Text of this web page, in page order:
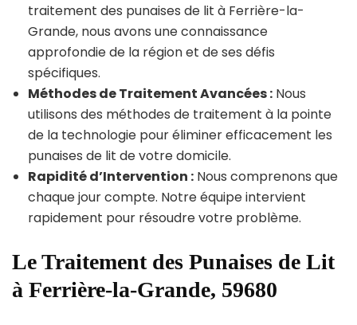
traitement des punaises de lit à Ferrière-la-
Grande, nous avons une connaissance
approfondie de la région et de ses défis
spécifiques.
Méthodes de Traitement Avancées : Nous
utilisons des méthodes de traitement à la pointe
de la technologie pour éliminer efficacement les
punaises de lit de votre domicile.
Rapidité d’Intervention : Nous comprenons que
chaque jour compte. Notre équipe intervient
rapidement pour résoudre votre problème.
Le Traitement des Punaises de Lit
à Ferrière-la-Grande, 59680